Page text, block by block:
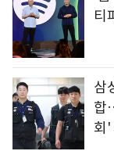
티
삼
합
회'